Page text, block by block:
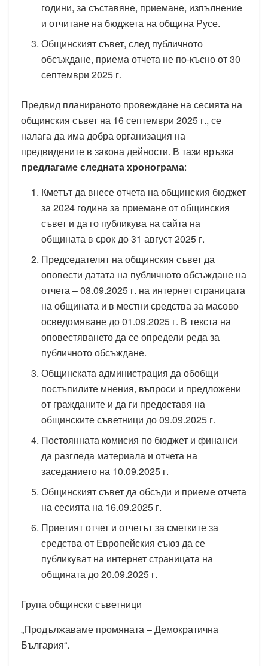
години, за съставяне, приемане, изпълнение
и отчитане на бюджета на община Русе.
Общинският съвет, след публичното
обсъждане, приема отчета не по-късно от 30
септември 2025 г.
Предвид планираното провеждане на сесията на
общинския съвет на 16 септември 2025 г., се
налага да има добра организация на
предвидените в закона дейности. В тази връзка
предлагаме следната хронограма:
Кметът да внесе отчета на общинския бюджет
за 2024 година за приемане от общинския
съвет и да го публикува на сайта на
общината в срок до 31 август 2025 г.
Председателят на общинския съвет да
оповести датата на публичното обсъждане на
отчета – 08.09.2025 г. на интернет страницата
на общината и в местни средства за масово
осведомяване до 01.09.2025 г. В текста на
оповестяването да се определи реда за
публичното обсъждане.
Общинската администрация да обобщи
постъпилите мнения, въпроси и предложени
от гражданите и да ги предоставя на
общинските съветници до 09.09.2025 г.
Постоянната комисия по бюджет и финанси
да разгледа материала и отчета на
заседанието на 10.09.2025 г.
Общинският съвет да обсъди и приеме отчета
на сесията на 16.09.2025 г.
Приетият отчет и отчетът за сметките за
средства от Европейския съюз да се
публикуват на интернет страницата на
общината до 20.09.2025 г.
Група общински съветници
„Продължаваме промяната – Демократична
България“.